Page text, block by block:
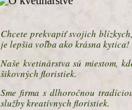
Chcete prekvapiť svojich
je lepšia voľba ako krásna kytica!
Naše kvetinárstva sú miestom,
šikovných floristiek.
Sme firma s dlhoročnou
služby kreatívnych floristiek.